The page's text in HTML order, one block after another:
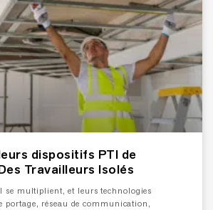
dispositifs PTI de
Travailleurs Isolés
se multiplient, et leurs technologies
portage, réseau de communication,